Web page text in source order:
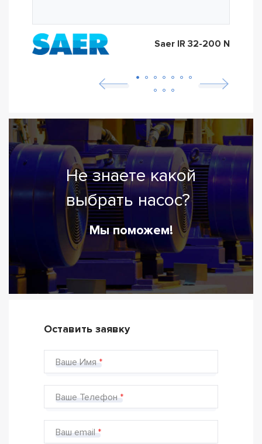
Saer IR 32-200 N
Не знаете какой
выбрать насос?
Мы поможем!
Оставить заявку
Ваше Имя
Ваше Телефон
Ваш email